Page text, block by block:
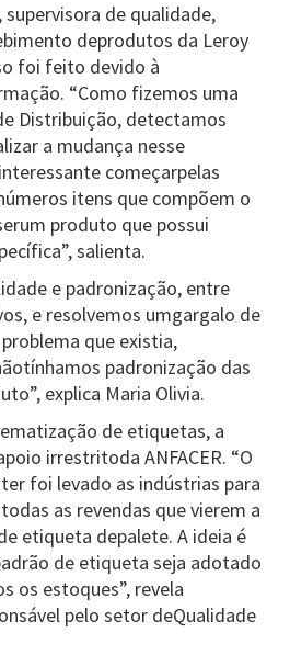
supervisora de qualidade,
deprodutos da Leroy
foi feito devido à
“Como fizemos uma
Distribuição, detectamos
a mudança nesse
começarpelas
itens que compõem o
produto que possui
salienta.
e padronização, entre
e resolvemos umgargalo de
que existia,
padronização das
explica Maria Olivia.
de etiquetas, a
irrestritoda ANFACER. “O
foi levado as indústrias para
as revendas que vierem a
etiqueta depalete. A ideia é
de etiqueta seja adotado
os estoques”, revela
pelo setor deQualidade